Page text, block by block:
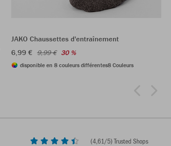
JAKO Chaussettes d'entraînement
6,99 € 9,99 € 30 %
disponible en 8 couleurs différentes8 Couleurs
(4,61/5) Trusted Shops